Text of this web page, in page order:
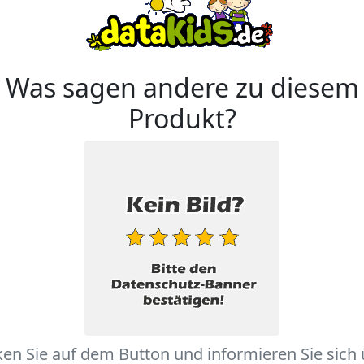
Was sagen andere zu diesem
Produkt?
Sie auf dem Button und informieren Sie sich